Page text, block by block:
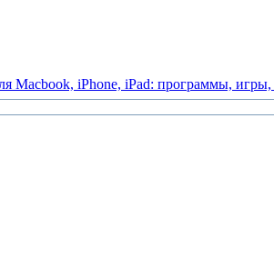
Macbook, iPhone, iPad: программы, игры,